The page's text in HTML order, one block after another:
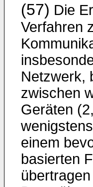
(57) Die
Verfahren
Netzwerk,
zwischen
Geräten
einem
basierten